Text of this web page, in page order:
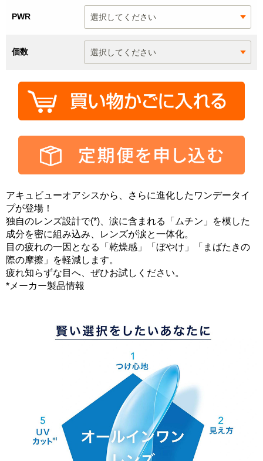
PWR
個数
アキュビューオアシスから、さらに進化したワンデータイ
プが登場！
独自のレンズ設計で(*)、涙に含まれる「ムチン」を模した
成分を密に組み込み、レンズが涙と一体化。
目の疲れの一因となる「乾燥感」「ぼやけ」「まばたきの
際の摩擦」を軽減します。
疲れ知らずな目へ、ぜひお試しください。
*メーカー製品情報